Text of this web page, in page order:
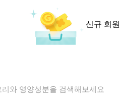
신규 회
· 다이어트 음식 검색해보세요